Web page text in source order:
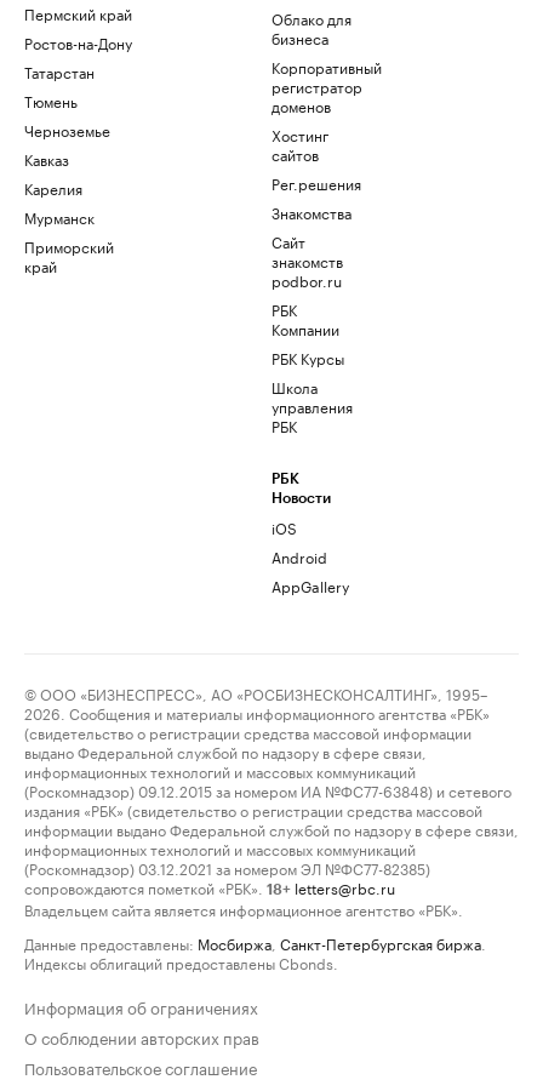
Пермский край
Ростов-на-Дону
Татарстан
Тюмень
Черноземье
Кавказ
Карелия
Мурманск
Приморский
край
Облако для
бизнеса
Корпоративный
регистратор
доменов
Хостинг
сайтов
Рег.решения
Знакомства
Сайт
знакомств
podbor.ru
РБК
Компании
РБК Курсы
Школа
управления
РБК
РБК
Новости
iOS
Android
AppGallery
© ООО «БИЗНЕСПРЕСС», АО «РОСБИЗНЕСКОНСАЛТИНГ», 1995–
2026. Сообщения и материалы информационного агентства «РБК»
(свидетельство о регистрации средства массовой информации
выдано Федеральной службой по надзору в сфере связи,
информационных технологий и массовых коммуникаций
(Роскомнадзор) 09.12.2015 за номером ИА №ФС77-63848) и сетевого
издания «РБК» (свидетельство о регистрации средства массовой
информации выдано Федеральной службой по надзору в сфере связи,
информационных технологий и массовых коммуникаций
(Роскомнадзор) 03.12.2021 за номером ЭЛ №ФС77-82385)
сопровождаются пометкой «РБК».
18+ letters@rbc.ru
Владельцем сайта является информационное агентство «РБК».
Данные предоставлены: Мосбиржа Санкт-Петербургская биржа
Индексы облигаций предоставлены Cbonds.
Информация об ограничениях
О соблюдении авторских прав
Пользовательское соглашение